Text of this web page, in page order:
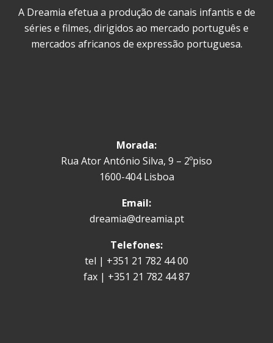
A Dreamia efetua a produção de canais infantis e de
séries e filmes, dirigidos ao mercado português e
mercados africanos de expressão portuguesa.
Morada:
Rua Ator António Silva, 9 – 2ºpiso
1600-404 Lisboa
Email:
dreamia@dreamia.pt
Telefones:
tel | +351 21 782 44 00
fax | +351 21 782 44 87